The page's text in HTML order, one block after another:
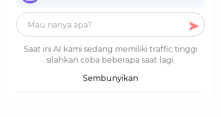
Saat ini AI kami sedang memiliki traffic tinggi
silahkan coba beberapa saat lagi.
Sembunyikan